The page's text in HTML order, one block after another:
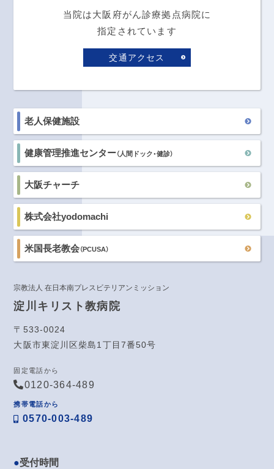
当院は大阪府がん診療拠点病院に
指定されています
交通アクセス
老人保健施設
健康管理推進センター（人間ドック・健診）
大阪チャーチ
株式会社yodomachi
米国長老教会（PCUSA）
宗教法人 在日本南プレスビテリアンミッション
淀川キリスト教病院
〒533-0024
大阪市東淀川区柴島1丁目7番50号
固定電話から
0120-364-489
携帯電話から
0570-003-489
受付時間